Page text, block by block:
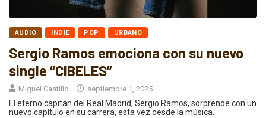
AUDIO INDIE POP URBANO
Sergio Ramos emociona con su nuevo
single “CIBELES”
Miguel Castillo septiembre 1, 2025
El eterno capitán del Real Madrid, Sergio Ramos, sorprende con un
nuevo capítulo en su carrera, esta vez desde la música.